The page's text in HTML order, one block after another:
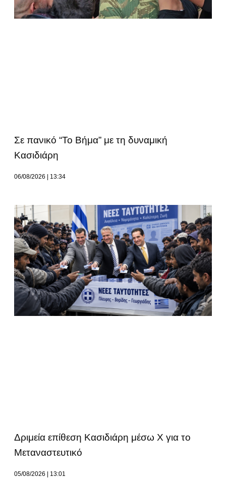
Σε πανικό “Το Βήμα” με τη δυναμική
Κασιδιάρη
06/08/2026 13:34
Δριμεία επίθεση Κασιδιάρη μέσω Χ για το
Μεταναστευτικό
05/08/2026 13:01